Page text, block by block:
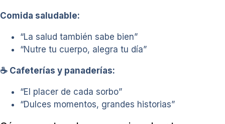
Comida saludable:
“La salud también sabe bien”
“Nutre tu cuerpo, alegra tu día”
☕ Cafeterías y panaderías:
“El placer de cada sorbo”
“Dulces momentos, grandes historias”